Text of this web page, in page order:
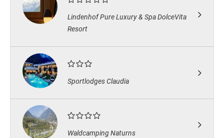
Lindenhof Pure Luxury & Spa DolceVita
Resort
Sportlodges Claudia
Waldcamping Naturns